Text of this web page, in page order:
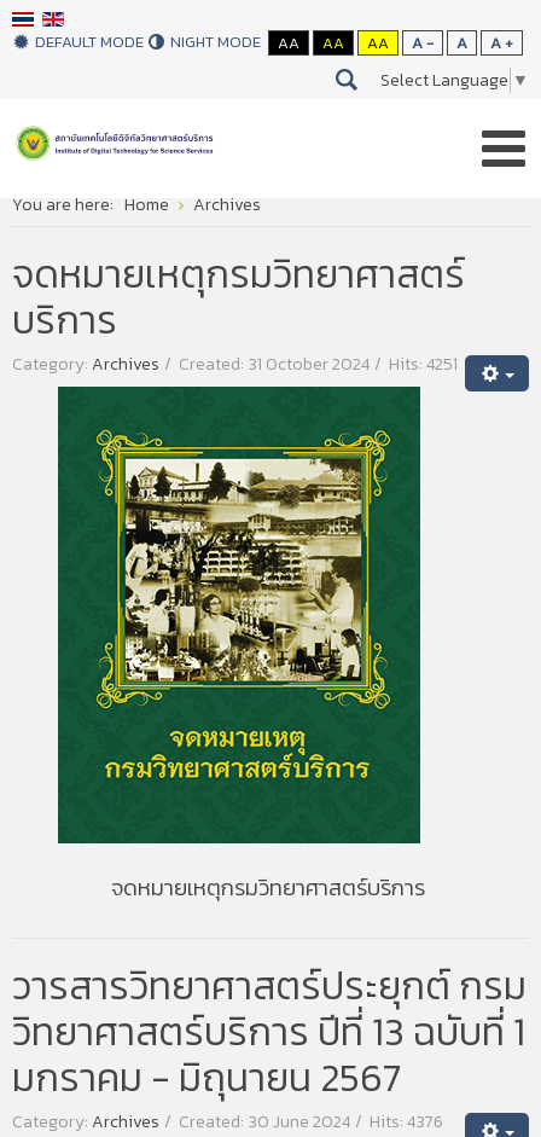
DEFAULT MODE NIGHT MODE AA AA AA A - A A +
Select Language ▼
You are here: Home Archives
จดหมายเหตุกรมวิทยาศาสตร์
บริการ
Category: Archives Created: 31 October 2024 Hits: 4251
จดหมายเหตุกรมวิทยาศาสตร์บริการ
วารสารวิทยาศาสตร์ประยุกต์ กรม
วิทยาศาสตร์บริการ ปีที่ 13 ฉบับที่ 1
มกราคม - มิถุนายน 2567
Category: Archives Created: 30 June 2024 Hits: 4376